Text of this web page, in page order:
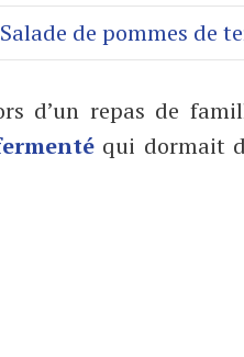
Salade de pommes de
d’un repas de
qui dormait